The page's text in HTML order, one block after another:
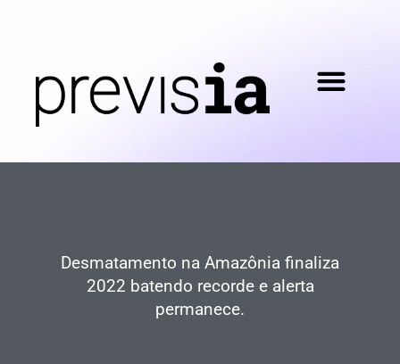
Desmatamento na Amazônia finaliza
2022 batendo recorde e alerta
permanece.